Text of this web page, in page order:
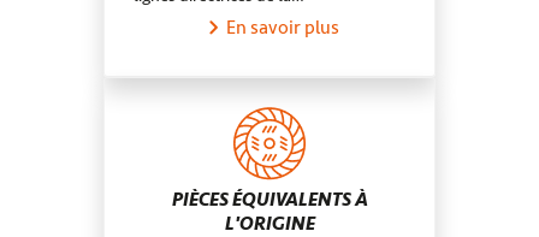
En savoir plus
PIÈCES ÉQUIVALENTS À
L'ORIGINE